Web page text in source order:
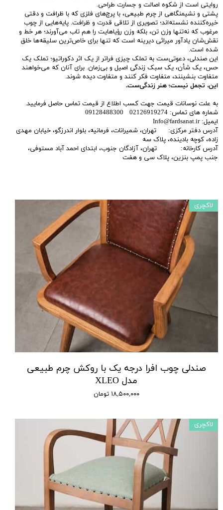
روایتی است از شکوه اصالت و جسارت طراحی.
پشتی و نشیمنگاهی از چرم طبیعی، با پرچ‌های فلزی که با ظرافت و دقتی
خیره‌کننده نشسته‌اند؛ تصویری از تلاقی قدرت و ظرافت. پایه‌هایی از چوب
مرغوب که نه‌تنها وزن تن، بلکه وزن رؤیاهایت را هم تاب می‌آورند؛ هر خط و
نقش‌شان یادآور میراثی دیرینه است که تنها برای خاص‌ترین سلیقه‌ها خلق
شده است.
این صندلی، دعوتی‌ست به تملک چیزی فراتر از یک اثر دکوراتیو؛ تملک یک
حس، یک شأن، یک سبک زندگی اصیل و بی‌زمان. برای آنان که می‌خواهند
متفاوت بنشینند، متفاوت فکر کنند و متفاوت دیده شوند.
این، تجمل نیست؛ هنر زندگی‌ست.
به علت نوسانات قیمت جهت کسب اطلاع از قیمت تماس حاصل فرمایید.
شماره های تماس: 02126919274 09128488300
ایمیل: Info@fardsanat.ir
آدرس دفتر مرکزی: تهران، شمیرانات، فرمانیه، بلوار اندرزگو، خیابان مهدی
زاده، کوچه بادینده، پلاک سه
آدرس کارخانه: تهران، آزادگان جنوب، ابتدای احمد آباد مستوفی،
جنب پمپ بنزین، پلاک سی و هفت
صندلی چوب افرا درجه یک با روکش چرم طبیعی
مدل XLEO
۱۸,۵۰۰,۰۰۰ تومان
لاکچری
لاکچری